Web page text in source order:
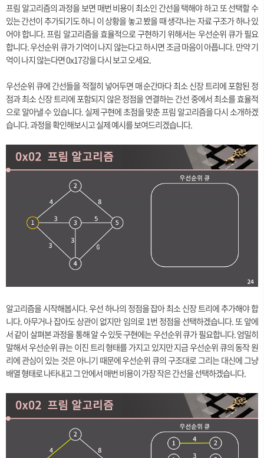
프림 알고리즘의 과정을 보면 매번 비용이 최소인 간선을 택해야 하고 또 선택할 수
있는 간선이 추가되기도 하니 이 상황을 놓고 봤을 때 생각나는 자료 구조가 하나 있
어야 합니다. 프림 알고리즘을 효율적으로 구현하기 위해서는 우선순위 큐가 필요
합니다. 우선순위 큐가 기억이 나지 않는다고 하시면 조금 마음이 아픕니다. 만약 기
억이 나지 않는다면 0x17강을 다시 보고 오세요.
우선순위 큐에 간선들을 적절히 넣어두면 매 순간마다 최소 신장 트리에 포함된 정
점과 최소 신장 트리에 포함되지 않은 정점을 연결하는 간선 중에서 최소를 효율적
으로 알아낼 수 있습니다. 실제 구현에 초점을 맞춘 프림 알고리즘을 다시 소개하겠
습니다. 과정을 확인해보시고 실제 예시를 보여드리겠습니다.
알고리즘을 시작해봅시다. 우선 하나의 정점을 잡아 최소 신장 트리에 추가해야 합
니다. 아무거나 잡아도 상관이 없지만 임의로 1번 정점을 선택하겠습니다. 또 앞에
서 같이 살펴본 과정을 통해 알 수 있듯 구현에는 우선순위 큐가 필요합니다. 엄밀히
말해서 우선순위 큐는 이진 트리 형태를 가지고 있지만 지금 우선순위 큐의 동작 원
리에 관심이 있는 것은 아니기 때문에 우선순위 큐의 구조대로 그리는 대신에 그냥
배열 형태로 나타내고 그 안에서 매번 비용이 가장 작은 간선을 선택하겠습니다.